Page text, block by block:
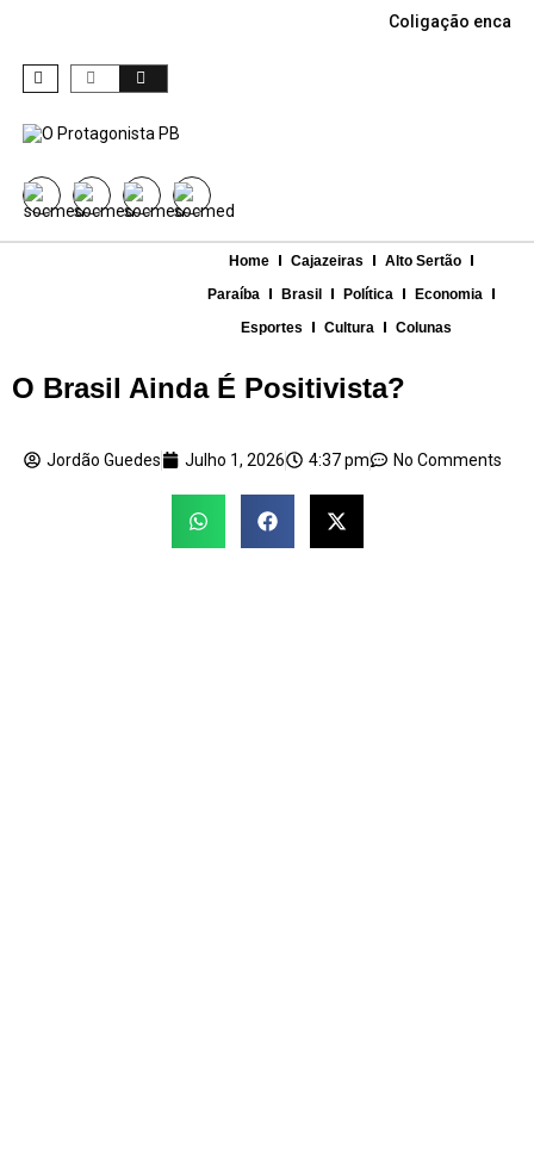
Coligação
Home Cajazeiras
Alto Sertão
Paraíba
Brasil Política
Economia
Esportes
Cultura Colunas
O Brasil Ainda É Positivista?
Jordão Guedes Julho 1, 2026 4:37 pm No Comments